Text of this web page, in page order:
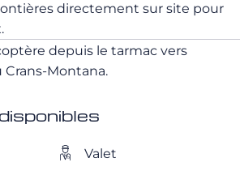
directement sur site pour
depuis le tarmac vers
Montana.
Valet